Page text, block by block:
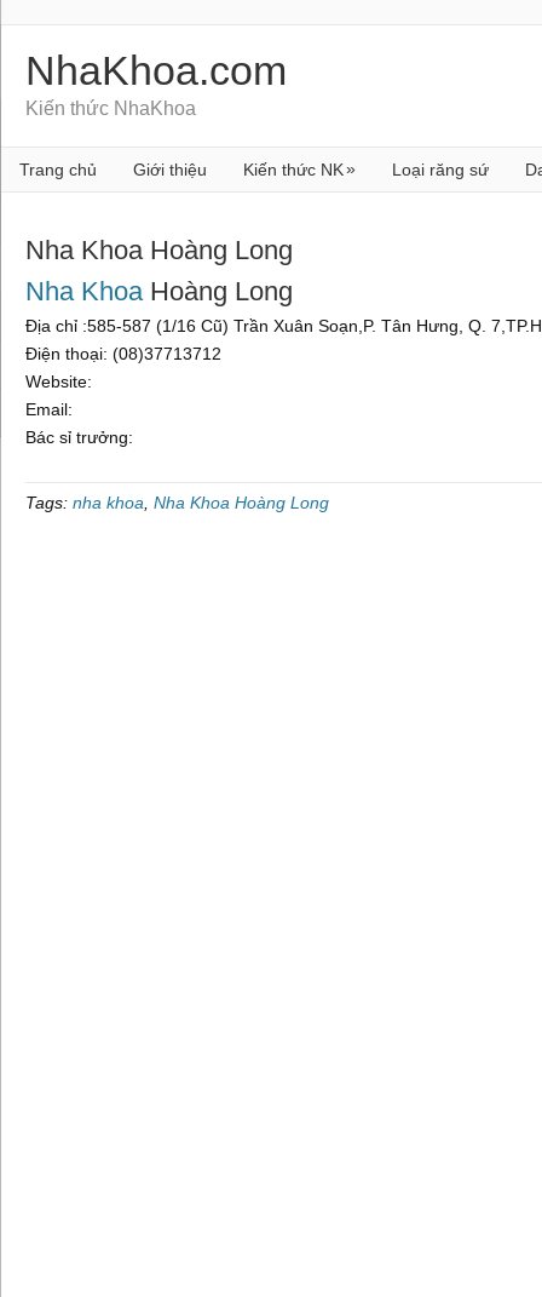
NhaKhoa.com
Kiến thức NhaKhoa
Trang chủ Giới thiệu Kiến thức NK» Loại răng sứ
Nha Khoa Hoàng Long
Nha KhoaHoàng Long
Địa chỉ :585-587 (1/16 Cũ) Trần Xuân Soạn,P. Tân Hưng, Q.
Điện thoại: (08)37713712
Website:
Email:
Bác sỉ trưởng:
Tags: nha khoa Nha Khoa Hoàng Long